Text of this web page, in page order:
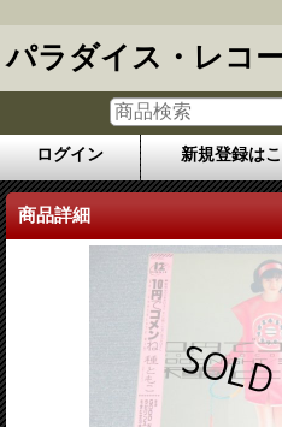
パラダイス・レコ
ログイン 新規登録は
商品詳細